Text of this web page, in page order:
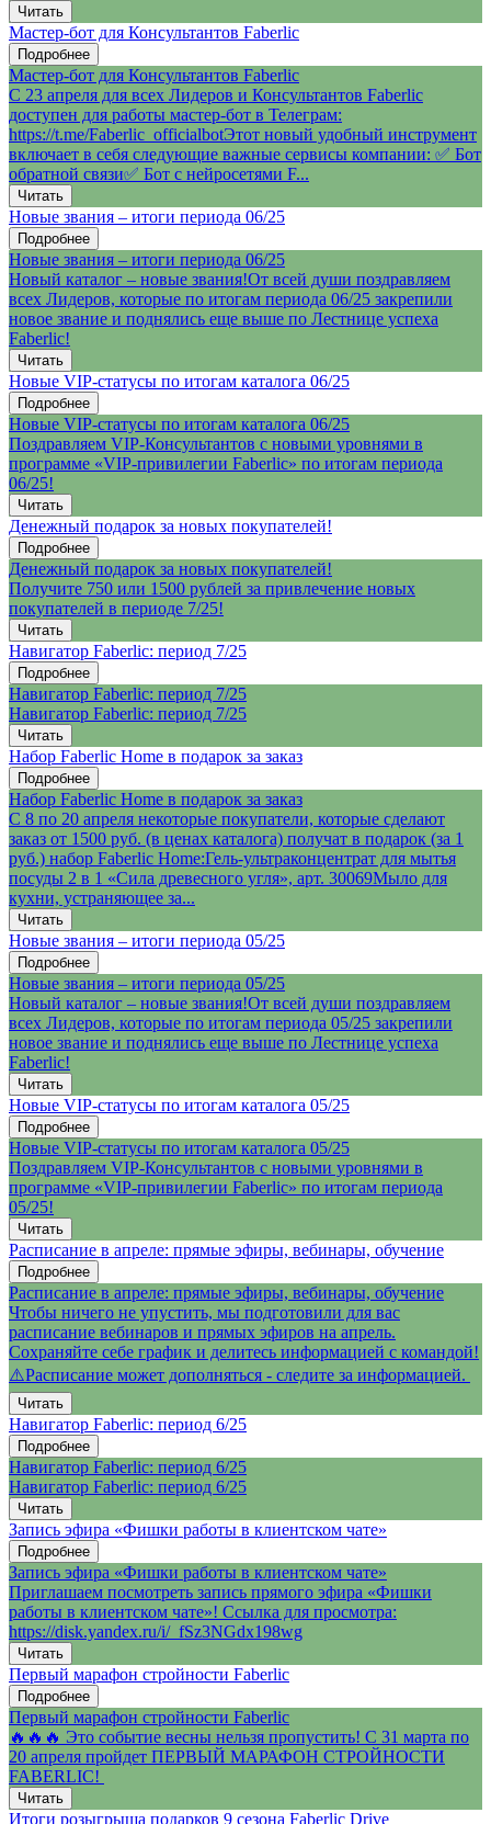
Читать
Мастер-бот для Консультантов Faberlic
Подробнее
Мастер-бот для Консультантов Faberlic
С 23 апреля для всех Лидеров и Консультантов Faberlic
доступен для работы мастер-бот в Телеграм:
https://t.me/Faberlic_officialbotЭтот новый удобный инструмент
включает в себя следующие важные сервисы компании: ✅ Бот
обратной связи✅ Бот с нейросетями F...
Читать
Новые звания – итоги периода 06/25
Подробнее
Новые звания – итоги периода 06/25
Новый каталог – новые звания!От всей души поздравляем
всех Лидеров, которые по итогам периода 06/25 закрепили
новое звание и поднялись еще выше по Лестнице успеха
Faberlic!
Читать
Новые VIP-статусы по итогам каталога 06/25
Подробнее
Новые VIP-статусы по итогам каталога 06/25
Поздравляем VIP-Консультантов с новыми уровнями в
программе «VIP-привилегии Faberlic» по итогам периода
06/25!
Читать
Денежный подарок за новых покупателей!
Подробнее
Денежный подарок за новых покупателей!
Получите 750 или 1500 рублей за привлечение новых
покупателей в периоде 7/25!
Читать
Навигатор Faberlic: период 7/25
Подробнее
Навигатор Faberlic: период 7/25
Навигатор Faberlic: период 7/25
Читать
Набор Faberlic Home в подарок за заказ
Подробнее
Набор Faberlic Home в подарок за заказ
С 8 по 20 апреля некоторые покупатели, которые сделают
заказ от 1500 руб. (в ценах каталога) получат в подарок (за 1
руб.) набор Faberlic Home:Гель-ультраконцентрат для мытья
посуды 2 в 1 «Сила древесного угля», арт. 30069Мыло для
кухни, устраняющее за...
Читать
Новые звания – итоги периода 05/25
Подробнее
Новые звания – итоги периода 05/25
Новый каталог – новые звания!От всей души поздравляем
всех Лидеров, которые по итогам периода 05/25 закрепили
новое звание и поднялись еще выше по Лестнице успеха
Faberlic!
Читать
Новые VIP-статусы по итогам каталога 05/25
Подробнее
Новые VIP-статусы по итогам каталога 05/25
Поздравляем VIP-Консультантов с новыми уровнями в
программе «VIP-привилегии Faberlic» по итогам периода
05/25!
Читать
Расписание в апреле: прямые эфиры, вебинары, обучение
Подробнее
Расписание в апреле: прямые эфиры, вебинары, обучение
Чтобы ничего не упустить, мы подготовили для вас
расписание вебинаров и прямых эфиров на апрель.
Сохраняйте себе график и делитесь информацией с командой!
⚠️Расписание может дополняться - следите за информацией.
Читать
Навигатор Faberlic: период 6/25
Подробнее
Навигатор Faberlic: период 6/25
Навигатор Faberlic: период 6/25
Читать
Запись эфира «Фишки работы в клиентском чате»
Подробнее
Запись эфира «Фишки работы в клиентском чате»
Приглашаем посмотреть запись прямого эфира «Фишки
работы в клиентском чате»! Ссылка для просмотра:
https://disk.yandex.ru/i/_fSz3NGdx198wg
Читать
Первый марафон стройности Faberlic
Подробнее
Первый марафон стройности Faberlic
🔥🔥🔥 Это событие весны нельзя пропустить! С 31 марта по
20 апреля пройдет ПЕРВЫЙ МАРАФОН СТРОЙНОСТИ
FABERLIC!
Читать
Итоги розыгрыша подарков 9 сезона Faberlic Drive